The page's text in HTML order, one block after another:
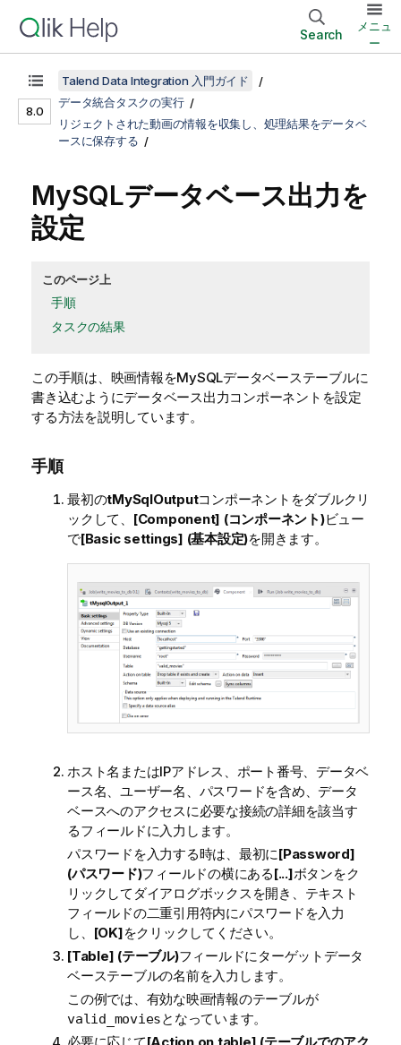
Search
メニュ
ー
8.0
Talend Data Integration 入門ガイド
データ統合タスクの実行
リジェクトされた動画の情報を収集し、処理結果をデータベ
ースに保存する
MySQLデータベース出力を
設定
このページ上
手順
タスクの結果
この手順は、映画情報をMySQLデータベーステーブルに
書き込むようにデータベース出力コンポーネントを設定
する方法を説明しています。
手順
最初のtMySqlOutputコンポーネントをダブルクリ
ックして、 [Component] (コンポーネント)ビュー
で[Basic settings] (基本設定)を開きます。
ホスト名またはIPアドレス、ポート番号、データベ
ース名、ユーザー名、パスワードを含め、データ
ベースへのアクセスに必要な接続の詳細を該当す
るフィールドに入力します。
パスワードを入力する時は、最初に[Password]
(パスワード)フィールドの横にある[...]ボタンをク
リックしてダイアログボックスを開き、テキスト
フィールドの二重引用符内にパスワードを入力
し、 [OK]をクリックしてください。
[Table] (テーブル)フィールドにターゲットデータ
ベーステーブルの名前を入力します。
この例では、有効な映画情報のテーブルが
valid_moviesとなっています。